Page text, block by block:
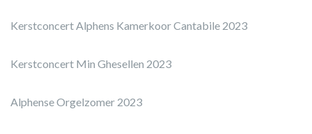
Kerstconcert Alphens Kamerkoor Cantabile 2023
Kerstconcert Min Ghesellen 2023
Alphense Orgelzomer 2023